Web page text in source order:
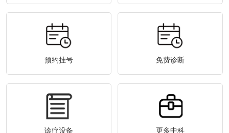
预约挂号 免费诊断
诊疗设备 更多中科